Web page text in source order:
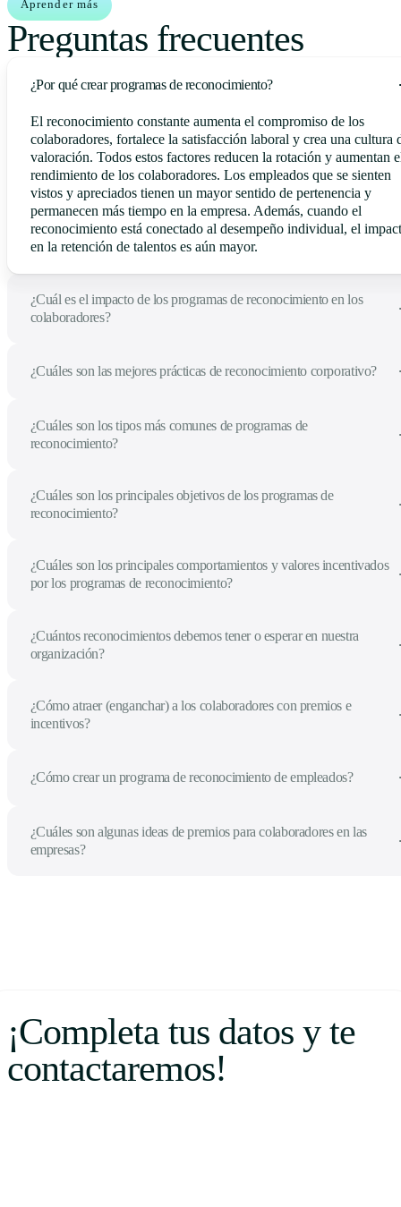
Aprender más
Preguntas frecuentes
¿Por qué crear programas de reconocimiento?
El reconocimiento constante aumenta el compromiso de los
colaboradores, fortalece la satisfacción laboral y crea una cultura
valoración. Todos estos factores reducen la rotación y aumentan
rendimiento de los colaboradores. Los empleados que se sienten
vistos y apreciados tienen un mayor sentido de pertenencia y
permanecen más tiempo en la empresa. Además, cuando el
reconocimiento está conectado al desempeño individual, el
en la retención de talentos es aún mayor.
¿Cuál es el impacto de los programas de reconocimiento en los
colaboradores?
¿Cuáles son las mejores prácticas de reconocimiento corporativo?
¿Cuáles son los tipos más comunes de programas de
reconocimiento?
¿Cuáles son los principales objetivos de los programas de
reconocimiento?
¿Cuáles son los principales comportamientos y valores incentivados
por los programas de reconocimiento?
¿Cuántos reconocimientos debemos tener o esperar en nuestra
organización?
¿Cómo atraer (enganchar) a los colaboradores con premios e
incentivos?
¿Cómo crear un programa de reconocimiento de empleados?
¿Cuáles son algunas ideas de premios para colaboradores en las
empresas?
¡Completa tus datos y te
contactaremos!